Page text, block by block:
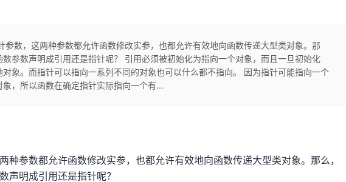
参数，这两种参数都允许函数修改实参，也都允许有效地向函数传递大型类对象。那
数参数声明成引用还是指针呢？ 引用必须被初始化为指向一个对象，而且一旦初始化
对象。而指针可以指向一系列不同的对象也可以什么都不指向。 因为指针可能指向一个
，所以函数在确定指针实际指向一个有...
种参数都允许函数修改实参，也都允许有效地向函数传递大型类对象。那么，
声明成引用还是指针呢？